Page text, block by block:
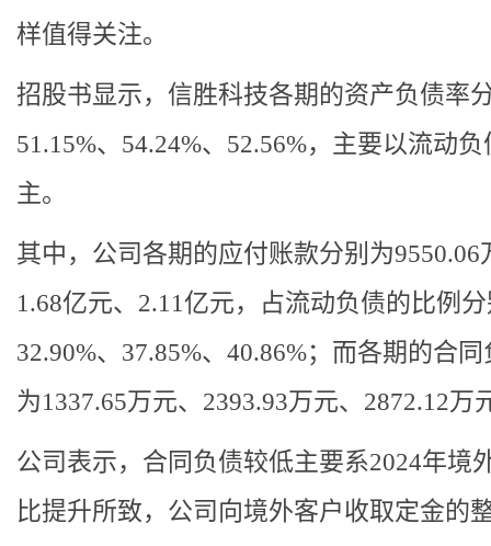
样值得关注。
招股书显示，信胜科技各期的资产负债率
51.15%、54.24%、52.56%，主要以流动负
主。
其中，公司各期的应付账款分别为9550.06
1.68亿元、2.11亿元，占流动负债的比例
32.90%、37.85%、40.86%；而各期的合
为1337.65万元、2393.93万元、2872.12万
公司表示，合同负债较低主要系2024年境
比提升所致，公司向境外客户收取定金的